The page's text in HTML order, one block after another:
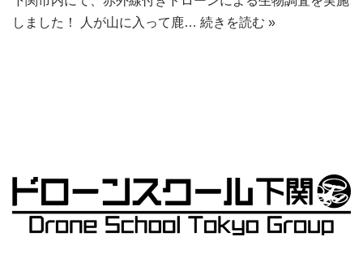
しました！ 人が山に入って鹿… 続きを読む »